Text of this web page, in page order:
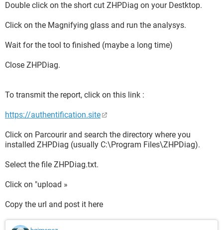
C:\Archivos de programa\Trend Micro\Client Server Security
C:\WINDOWS\system32\wbem\wmiapsrv.exe
C:\Archivos de programa\Trend Micro\Client Server Security
C:\WINDOWS\Explorer.EXE
Update\jusched.exe
C:\Archivos de programa\Analog
C:\Archivos de
programa\CyberLink\PowerDVD10\PDVD10Serv.exe
C:\WINDOWS\system32\hkcmd.exe
C:\Archivos de programa\Trend Micro\Client Server Security
C:\WINDOWS\system32\igfxsrvc.exe
Micro\RUBotted\RUBottedGUI.exe
Double click on the short cut ZHPDiag on your Destktop.
Click on the Magnifying glass and run the analysys.
Wait for the tool to finished (maybe a long time)
Close ZHPDiag.
To transmit the report, click on this link :
https://authentification.site
Click on Parcourir and search the directory where you
installed ZHPDiag (usually C:\Program Files\ZHPDiag).
Select the file ZHPDiag.txt.
Click on "upload »
Copy the url and post it here